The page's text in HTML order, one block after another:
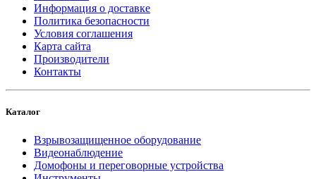
Информация о доставке
Политика безопасности
Условия соглашения
Карта сайта
Производители
Контакты
Каталог
Взрывозащищенное оборудование
Видеонаблюдение
Домофоны и переговорные устройства